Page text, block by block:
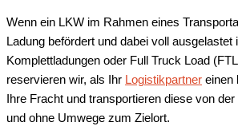
Wenn ein LKW im Rahmen eines
Ladung befördert und dabei voll ausgelastet
Komplettladungen oder Full Truck Load
reservieren wir, als Ihr Logistikpartner einen
Ihre Fracht und transportieren diese von
und ohne Umwege zum Zielort.